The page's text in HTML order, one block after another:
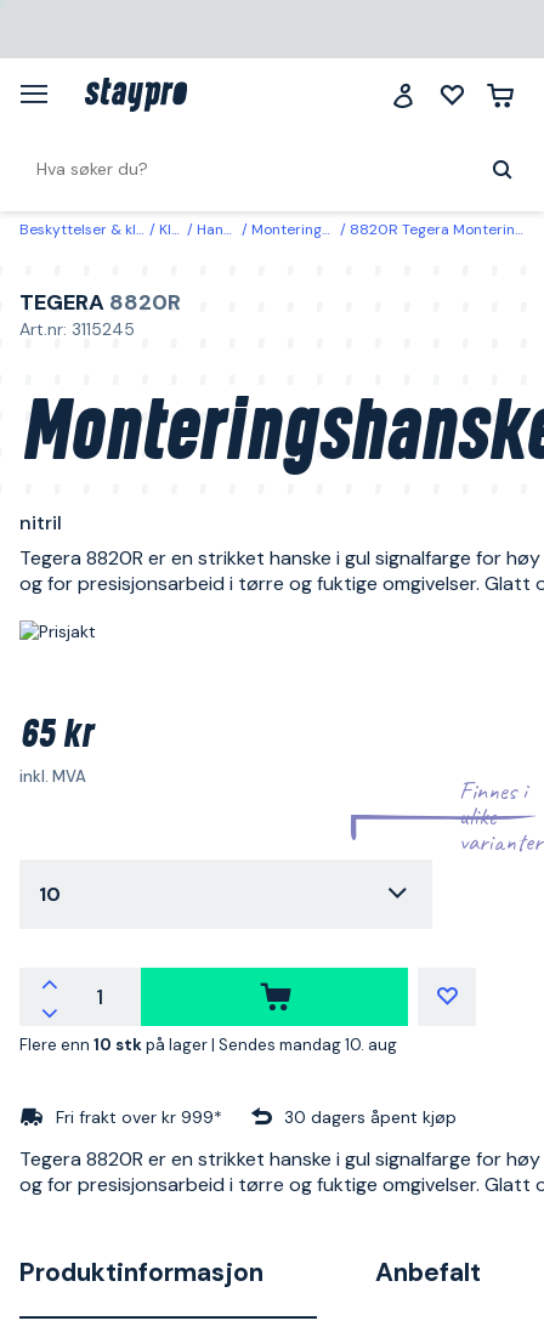
Beskyttelser & klær Klær Hansker Monteringshanske 8820R Tegera Monteringshanske nitril 10
TEGERA 8820R
Art.nr: 3115245
nitril
Tegera 8820R er en strikket hanske i gul signalfarge for
og for presisjonsarbeid i tørre og fuktige omgivelser. Glatt
65 kr
inkl. MVA
Finnes i
ulike
varianter
10
Flere enn 10 stkpå lager | Sendes mandag 10. aug
Fri frakt over kr 999* 30 dagers åpent kjøp
Tegera 8820R er en strikket hanske i gul signalfarge for
og for presisjonsarbeid i tørre og fuktige omgivelser. Glatt
Produktinformasjon Anbefalt